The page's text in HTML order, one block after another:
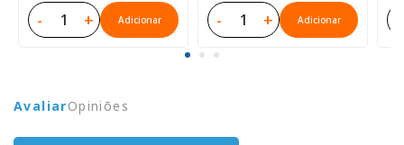
- + Adicionar - + Adicionar
AvaliarOpiniões